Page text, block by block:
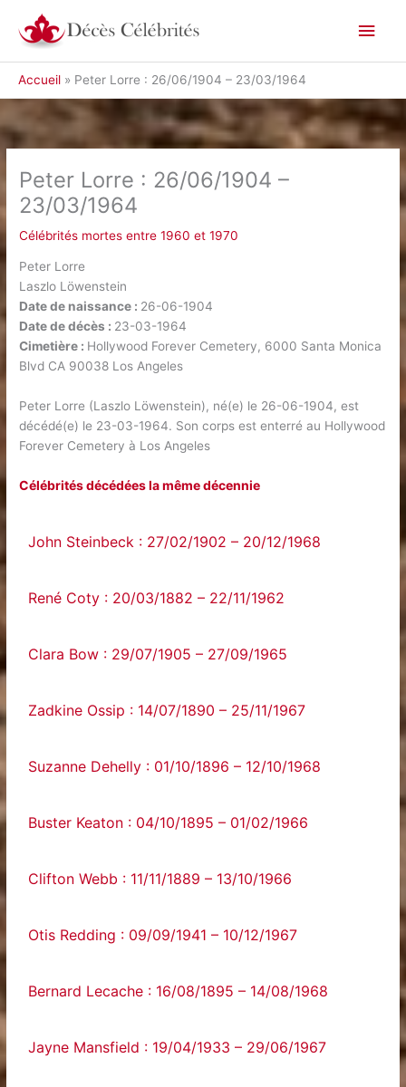
contenu
Accueil Peter Lorre : 26/06/1904 – 23/03/1964
Peter Lorre : 26/06/1904 –
23/03/1964
Célébrités mortes entre 1960 et 1970
Peter Lorre
Laszlo Löwenstein
Date de naissance : 26-06-1904
Date de décès : 23-03-1964
Cimetière : Hollywood Forever Cemetery, 6000 Santa Monica
Blvd CA 90038 Los Angeles
Peter Lorre (Laszlo Löwenstein), né(e) le 26-06-1904, est
décédé(e) le 23-03-1964. Son corps est enterré au Hollywood
Forever Cemetery à Los Angeles
Célébrités décédées la même décennie
John Steinbeck : 27/02/1902 – 20/12/1968
René Coty : 20/03/1882 – 22/11/1962
Clara Bow : 29/07/1905 – 27/09/1965
Zadkine Ossip : 14/07/1890 – 25/11/1967
Suzanne Dehelly : 01/10/1896 – 12/10/1968
Buster Keaton : 04/10/1895 – 01/02/1966
Clifton Webb : 11/11/1889 – 13/10/1966
Otis Redding : 09/09/1941 – 10/12/1967
Bernard Lecache : 16/08/1895 – 14/08/1968
Jayne Mansfield : 19/04/1933 – 29/06/1967